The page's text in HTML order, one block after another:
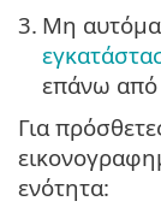
3. Μη
επάνω
Για
ενότητα: